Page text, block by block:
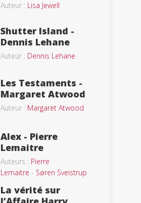
Auteur : Lisa Jewell
Shutter Island -
Dennis Lehane
Auteur : Dennis Lehane
Les Testaments -
Margaret Atwood
Auteur : Margaret Atwood
Alex - Pierre
Lemaitre
Auteurs : Pierre
Lemaitre - Søren Sveistrup
La vérité sur